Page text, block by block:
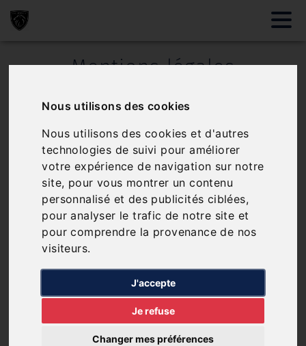
Nous utilisons des cookies
Nous utilisons des cookies et d'autres
technologies de suivi pour améliorer
votre expérience de navigation sur notre
site, pour vous montrer un contenu
personnalisé et des publicités ciblées,
pour analyser le trafic de notre site et
pour comprendre la provenance de nos
visiteurs.
J'accepte
Je refuse
Changer mes préférences
Mentions légales
Identité de l'entreprise
Entreprise au capital de 56720 €
Immatriculée au RCS de Saint-Brieuc / 22000
N° TVA : FR28350013512
SIREN : 350013512
Siège social : Plounévez-Quintin / 22110
contact@garagetrenvouez.fr
Identité de l'hébergeur